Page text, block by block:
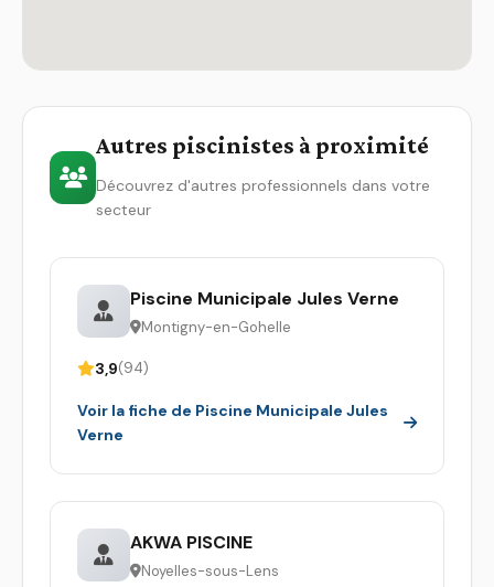
Autres piscinistes à proximité
Découvrez d'autres professionnels dans votre
secteur
Piscine Municipale Jules Verne
Montigny-en-Gohelle
3,9(94)
Voir la fiche de Piscine Municipale Jules
Verne
AKWA PISCINE
Noyelles-sous-Lens